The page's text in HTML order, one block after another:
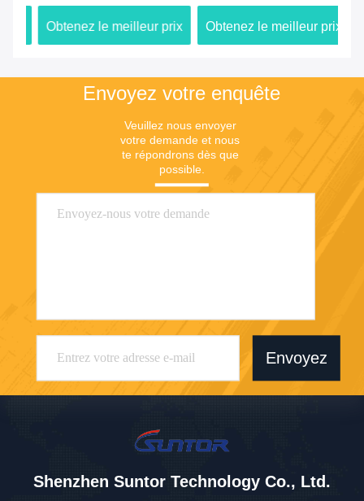
l'économie 2.4G 5km et
liaison de transmission de
données duplex
Obtenez le meilleur prix
longue portée UP/Downlink
Obtenez le meilleur prix
Envoyez votre enquête
Veuillez nous envoyer
votre demande et nous
te répondrons dès que
possible.
Envoyez
Shenzhen Suntor Technology Co., Ltd.